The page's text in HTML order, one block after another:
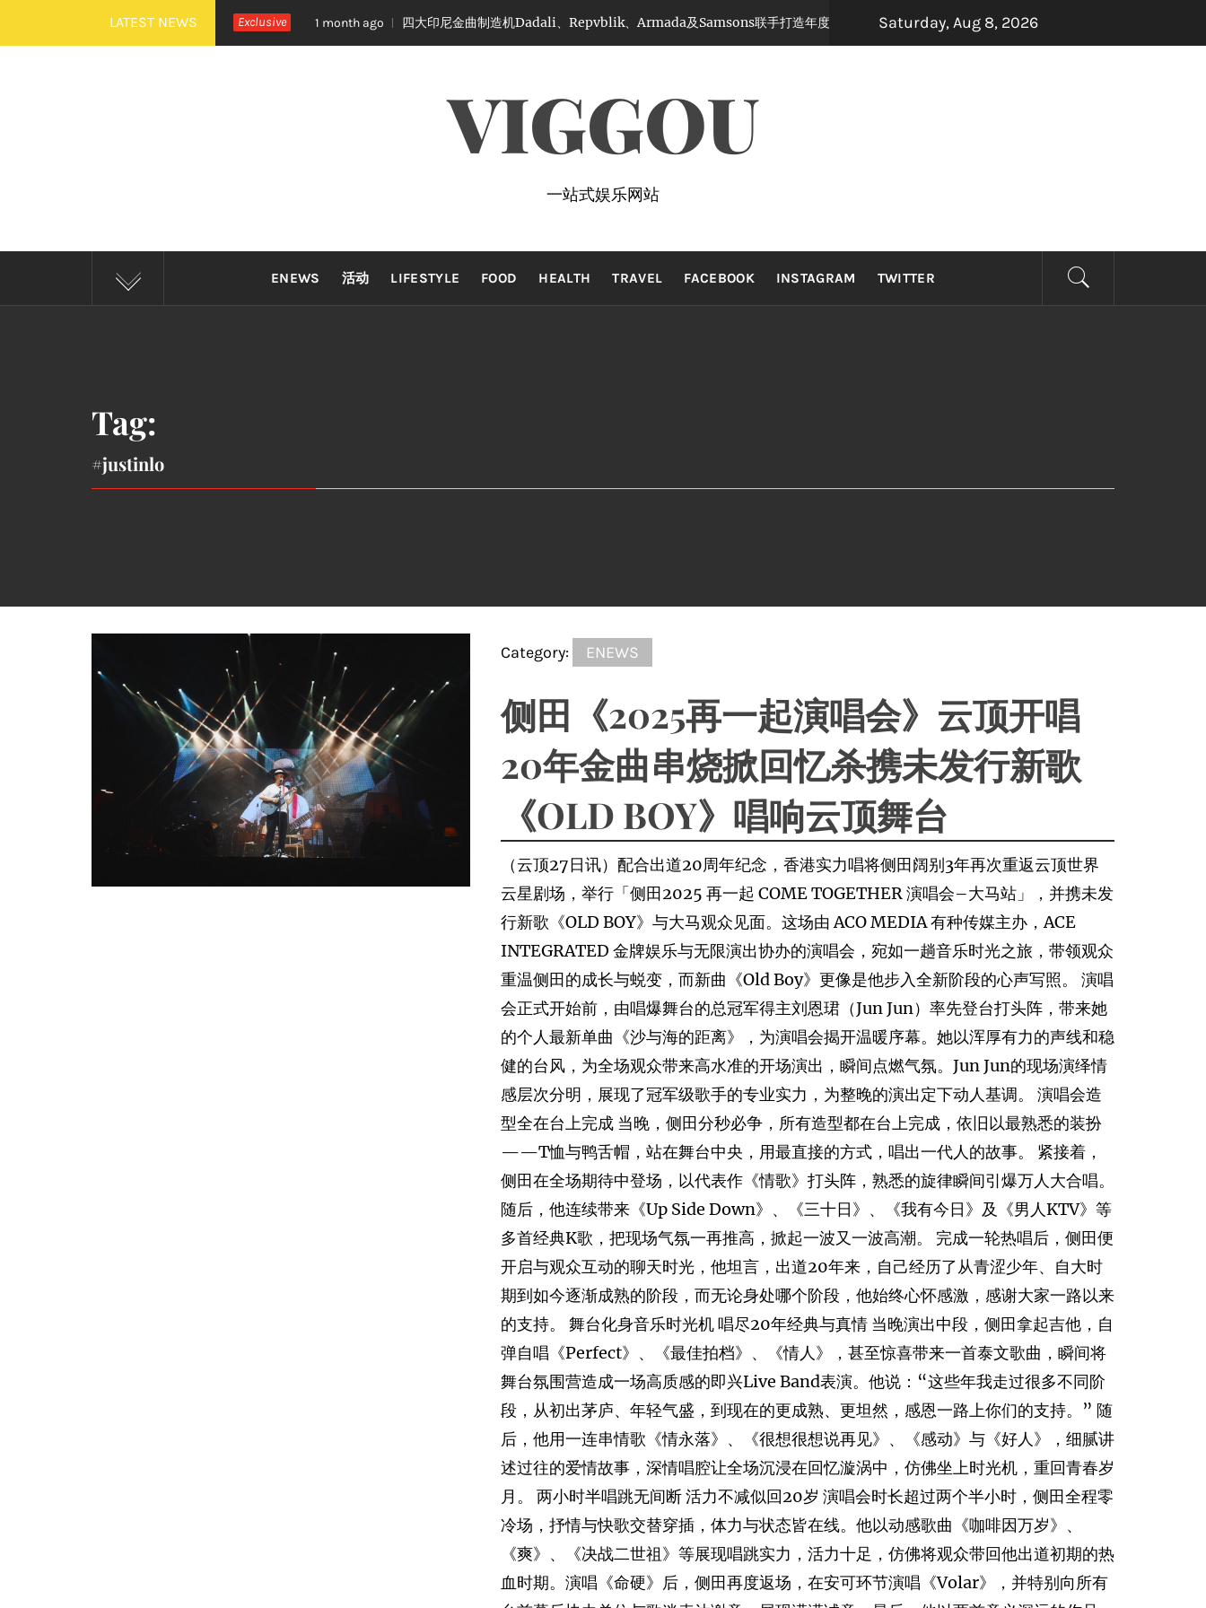
to
LATEST NEWS Exclusive
治《活着 Alive》巡演 Zepp KL 热血开唱 1 month ago 四大印尼金曲制造机Dadali、Repvblik、Armada及Samsons联手打造年度最强怀旧音乐盛宴，8月22日，约定你一起唱响青春！
Saturday, Aug 8, 2026
VIGGOU
一站式娱乐网站
ENEWS 活动 LIFESTYLE FOOD HEALTH TRAVEL FACEBOOK INSTAGRAM TWITTER
Tag:
#justinlo
Category: ENEWS
侧田《2025再一起演唱会》云顶开唱
20年金曲串烧掀回忆杀携未发行新歌
《OLD BOY》唱响云顶舞台
（云顶27日讯）配合出道20周年纪念，香港实力唱将侧田阔别3年再次重返云顶世界
云星剧场，举行「侧田2025 再一起 COME TOGETHER 演唱会–大马站」，并携未发
行新歌《OLD BOY》与大马观众见面。这场由 ACO MEDIA 有种传媒主办，ACE
INTEGRATED 金牌娱乐与无限演出协办的演唱会，宛如一趟音乐时光之旅，带领观众
重温侧田的成长与蜕变，而新曲《Old Boy》更像是他步入全新阶段的心声写照。 演唱
会正式开始前，由唱爆舞台的总冠军得主刘恩珺（Jun Jun）率先登台打头阵，带来她
的个人最新单曲《沙与海的距离》，为演唱会揭开温暖序幕。她以浑厚有力的声线和稳
健的台风，为全场观众带来高水准的开场演出，瞬间点燃气氛。Jun Jun的现场演绎情
感层次分明，展现了冠军级歌手的专业实力，为整晚的演出定下动人基调。 演唱会造
型全在台上完成 当晚，侧田分秒必争，所有造型都在台上完成，依旧以最熟悉的装扮
——T恤与鸭舌帽，站在舞台中央，用最直接的方式，唱出一代人的故事。 紧接着，
侧田在全场期待中登场，以代表作《情歌》打头阵，熟悉的旋律瞬间引爆万人大合唱。
随后，他连续带来《Up Side Down》、《三十日》、《我有今日》及《男人KTV》等
多首经典K歌，把现场气氛一再推高，掀起一波又一波高潮。 完成一轮热唱后，侧田便
开启与观众互动的聊天时光，他坦言，出道20年来，自己经历了从青涩少年、自大时
期到如今逐渐成熟的阶段，而无论身处哪个阶段，他始终心怀感激，感谢大家一路以来
的支持。 舞台化身音乐时光机 唱尽20年经典与真情 当晚演出中段，侧田拿起吉他，自
弹自唱《Perfect》、《最佳拍档》、《情人》，甚至惊喜带来一首泰文歌曲，瞬间将
舞台氛围营造成一场高质感的即兴Live Band表演。他说：“这些年我走过很多不同阶
段，从初出茅庐、年轻气盛，到现在的更成熟、更坦然，感恩一路上你们的支持。” 随
后，他用一连串情歌《情永落》、《很想很想说再见》、《感动》与《好人》，细腻讲
述过往的爱情故事，深情唱腔让全场沉浸在回忆漩涡中，仿佛坐上时光机，重回青春岁
月。 两小时半唱跳无间断 活力不减似回20岁 演唱会时长超过两个半小时，侧田全程零
冷场，抒情与快歌交替穿插，体力与状态皆在线。他以动感歌曲《咖啡因万岁》、
《爽》、《决战二世祖》等展现唱跳实力，活力十足，仿佛将观众带回他出道初期的热
血时期。演唱《命硬》后，侧田再度返场，在安可环节演唱《Volar》，并特别向所有